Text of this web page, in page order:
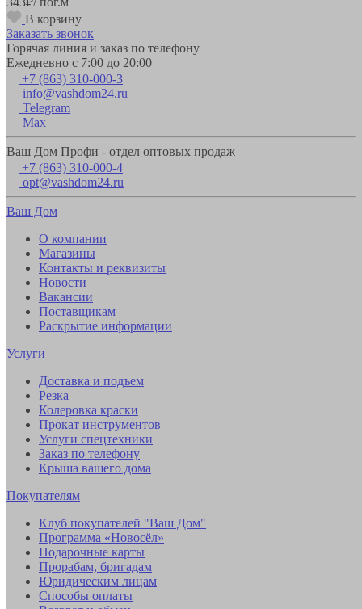
В корзину
Заказать звонок
Горячая линия и заказ по телефону
Ежедневно с 7:00 до 20:00
+7 (863) 310-000-3
info@vashdom24.ru
Telegram
Max
Ваш Дом Профи - отдел оптовых продаж
+7 (863) 310-000-4
opt@vashdom24.ru
Ваш Дом
О компании
Магазины
Контакты и реквизиты
Новости
Вакансии
Поставщикам
Раскрытие информации
Услуги
Доставка и подъем
Резка
Колеровка краски
Прокат инструментов
Услуги спецтехники
Заказ по телефону
Крыша вашего дома
Покупателям
Клуб покупателей "Ваш Дом"
Программа «Новосёл»
Подарочные карты
Прорабам, бригадам
Юридическим лицам
Способы оплаты